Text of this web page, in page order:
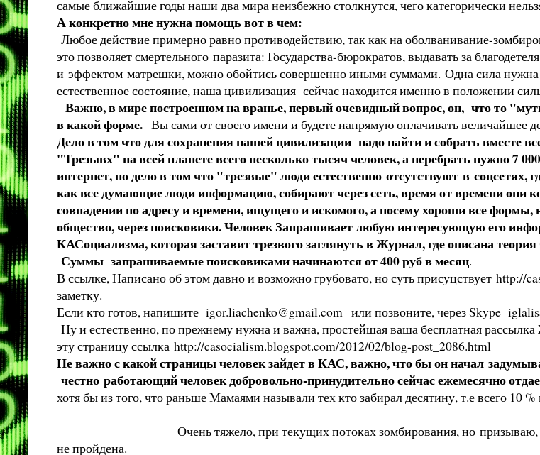
самые ближайшие годы наши два мира неизбежно столкнутся, чего категорически
А конкретно мне нужна помощь вот в чем:
Любое действие примерно равно противодействию, так как на оболванивание-
это позволяет смертельного паразита: Государства-бюрократов, выдавать за
и эффектом матрешки, можно обойтись совершенно иными суммами. Одна сила нужна
естественное состояние, наша цивилизация сейчас находится именно в положении
Важно, в мире построенном на вранье, первый очевидный вопрос, он, что то
в какой форме. Вы сами от своего имени и будете напрямую оплачивать величайшее
Дело в том что для сохранения нашей цивилизации надо найти и собрать вместе
"Трезывх" на всей планете всего несколько тысяч человек, а перебрать нужно 7
интернет, но дело в том что "трезвые" люди естественно отсутствуют в
как все думающие люди информацию, собирают через сеть, время от времени они
совпадении по адресу и времени, ищущего и искомого, а посему хороши все
общество, через поисковики. Человек Запрашивает любую интересующую его
КАСоциализма, которая заставит трезвого заглянуть в Журнал, где описана
Суммы запрашиваемые поисковиками начинаются от 400 руб в месяц.
В ссылке, Написано об этом давно и возможно грубовато, но суть присуцствует http://
заметку.
Если кто готов, напишите igor.liachenko@gmail.com или позвоните, через Skype
Ну и естественно, по прежнему нужна и важна, простейшая ваша бесплатная
эту страницу ссылка http://casocialism.blogspot.com/2012/02/blog-post_2086.html
Не важно с какой страницы человек зайдет в КАС, важно, что бы он начал
честно работающий человек добровольно-принудительно сейчас ежемесячно
хотя бы из того, что раньше Мамаями называли тех кто забирал десятину, т.е
Очень тяжело, при текущих потоках зомбирования, но призываю, думайте
не пройдена.